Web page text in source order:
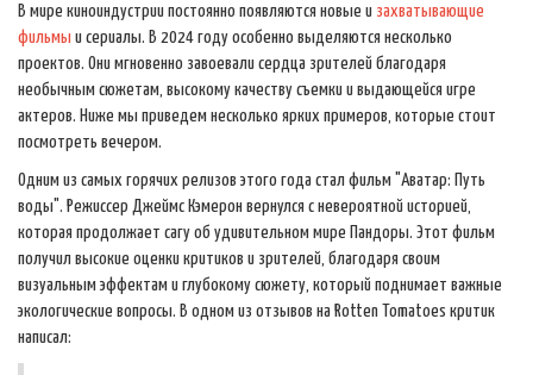
В мире киноиндустрии постоянно появляются новые и захватывающие
фильмы и сериалы. В 2024 году особенно выделяются несколько
проектов. Они мгновенно завоевали сердца зрителей благодаря
необычным сюжетам, высокому качеству съемки и выдающейся игре
актеров. Ниже мы приведем несколько ярких примеров, которые стоит
посмотреть вечером.
Одним из самых горячих релизов этого года стал фильм "Аватар: Путь
воды". Режиссер Джеймс Кэмерон вернулся с невероятной историей,
которая продолжает сагу об удивительном мире Пандоры. Этот фильм
получил высокие оценки критиков и зрителей, благодаря своим
визуальным эффектам и глубокому сюжету, который поднимает важные
экологические вопросы. В одном из отзывов на Rotten Tomatoes критик
написал: